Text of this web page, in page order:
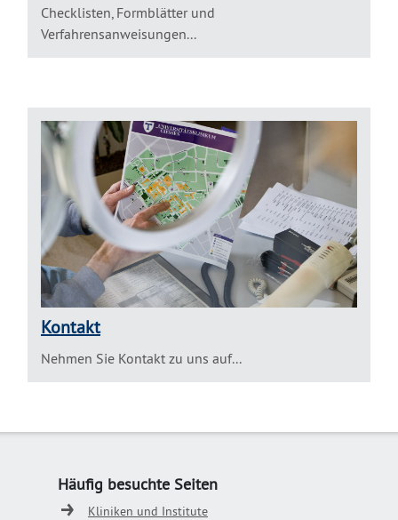
Checklisten, Formblätter und
Verfahrensanweisungen...
Kontakt
Nehmen Sie Kontakt zu uns auf...
Häufig besuchte Seiten
Kliniken und Institute